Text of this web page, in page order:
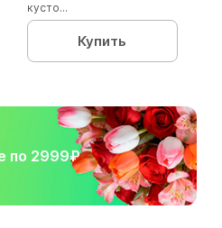
кусто...
Купить
по 2999₽